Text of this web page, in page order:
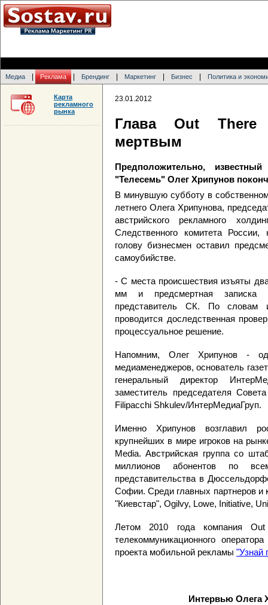
Медиа Реклама Брендинг Маркетинг Бизнес Политика и
23.01.2012
Глава Out There
мертвым
Предположительно,
"Телесемь" Олег Хрипунов
В минувшую субботу в
летнего Олега Хрипунова,
австрийского рекламного
Следственного комитета
голову бизнесмен оставил
самоубийстве.
- С места происшествия изъяты
мм и предсмертная записка
представитель СК. По словам
проводится доследственная
процессуальное решение.
Напомним, Олег Хрипунов -
медиаменеджеров, основатель
генеральный директор
заместитель председателя
Filipacchi Shkulev/ИнтерМедиаГруп.
Именно Хрипунов возглавил
крупнейших в мире игроков на
Media. Австрийская группа со
миллионов абонентов по
представительства в
Софии. Среди главных партнеров и
"Киевстар", Ogilvy, Lowe, Initiative,
Летом 2010 года компания
телекоммуникационного
проекта мобильной рекламы "Узнай
Интервью Олега
Карта
рекламного
рынка